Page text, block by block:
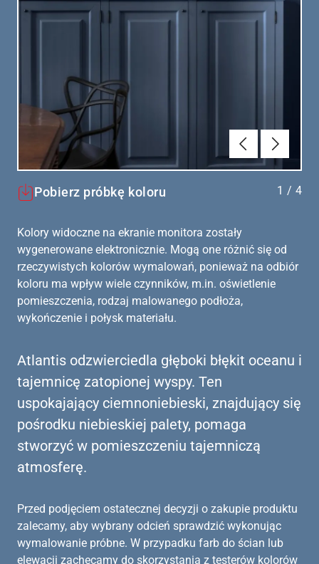
Poprzednie
Dalej
Pobierz próbkę koloru 1 / 4
Kolory widoczne na ekranie monitora zostały
wygenerowane elektronicznie. Mogą one różnić się od
rzeczywistych kolorów wymalowań, ponieważ na odbiór
koloru ma wpływ wiele czynników, m.in. oświetlenie
pomieszczenia, rodzaj malowanego podłoża,
wykończenie i połysk materiału.
Atlantis odzwierciedla głęboki błękit oceanu i
tajemnicę zatopionej wyspy. Ten
uspokajający ciemnoniebieski, znajdujący się
pośrodku niebieskiej palety, pomaga
stworzyć w pomieszczeniu tajemniczą
atmosferę.
Przed podjęciem ostatecznej decyzji o zakupie produktu
zalecamy, aby wybrany odcień sprawdzić wykonując
wymalowanie próbne. W przypadku farb do ścian lub
elewacji zachęcamy do skorzystania z testerów kolorów